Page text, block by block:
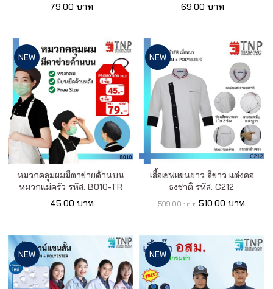
79.00 บาท
69.00 บาท
NEW
หมวกคลุมผมมีตาข่ายด้านบน
หมวกแม่ครัว รหัส: B010-TR
45.00 บาท
NEW
เสื้อเชฟแขนยาว สีขาว แต่งคอ
ธงชาติ รหัส: C212
599.00 บาท 510.00 บาท
NEW NEW